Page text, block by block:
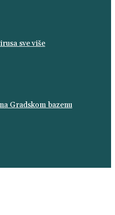
sve više
Gradskom bazenu